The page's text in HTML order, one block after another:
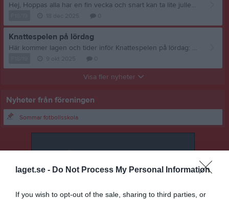
laget.se - Do Not Process My Personal Information
If you wish to opt-out of the sale, sharing to third parties, or
Hej, Hoppas alla har en fin vecka och snart kan ta lite julledigt! Den 26/12 är det dags för Skånecupen och här kommer lite information. Vi spelar ""futsal - ej tävling", 5 mot 5 med sarg, varje match är 14 minuter utan paus. Vi har anmält två lag för att tjejerna ska få möjlighet att spela så mycket som möjligt. Dösjöbro IF 1 Lisa Ellen M Io Juni Julie Alice Anna Samling kl. 09.30 vi återkommer med plats. 10.00 Bara GoIF – Dösjöbro IF 1 Baltiska hallen 11.00 Dösjöbro IF 1 – Kulladals FF Blå Baltiska Träningshallen 12.15 Dösjöbro IF 1 – Sorgenfri FF Baltiska hallen Dösjöbro IF Röd Lianna Ellen R Esme Alma Lo Adele Maja Samling kl. 09.00 vi återkommer med plats. 09.30 Sorgenfri FF – Dösjöbro IF Röd Baltiska träningshallen 11.00 Dösjöbro IF Röd – Bara GoiF Baltiska hallen 12.30 Dösjöbro IF Röd – Kulladals FF Blå Stadion sporthall Se till att tjejerna kommer ombytta i rätt matchkläder, mätta och med fyllda vattenflaskor. För dem som inte har matchkläder hemma redan, hör av er så löser vi att ni får det! Vi tycker detta ska bli superkul, hoppas tjejerna också är taggade! God jul! Kram Lina, Sofie, Mia och Malin
Knattespelen på lördag
Här kommer lagen och tider inför Knattespelen på lördag: Lag 2: Maja, Lisa, Adele, Julie, Io, Alma, Elise, Lo. Samling 10.45, match kl. 11.15 och 13.30 Lag 1: Cornelia, Stella, Nova, Alice, Viktoria, Esme, Anja, Juni. Samling kl. 12.15, match kl. 12.45 och 14.15 För båda lagen är det prisceremoni och medaljutdelningutdelning kl. 15.00. Vi ser fram emot ännu en härlig lördag tillsammans! /Tränarna
Visa fler nyheter
Nyheter från föreningen
Sommar fotbollsskola